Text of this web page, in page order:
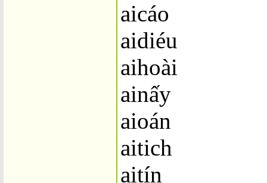
aicáo
aidiéu
aihoài
ainấy
aioán
aitich
aitín